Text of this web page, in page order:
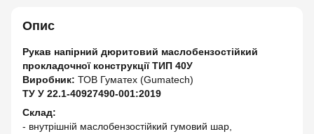
Опис
Рукав напірний дюритовий маслобензостійкий
прокладочної конструкції ТИП 40У
Виробник: ТОВ Гуматех (Gumatech)
ТУ У 22.1-40927490-001:2019
Склад:
- внутрішній маслобензостійкий гумовий шар,